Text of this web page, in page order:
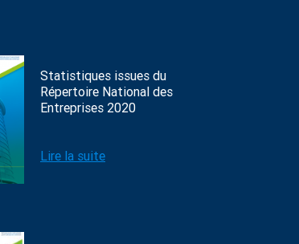
Statistiques issues du
Répertoire National des
Entreprises 2020
Lire la suite